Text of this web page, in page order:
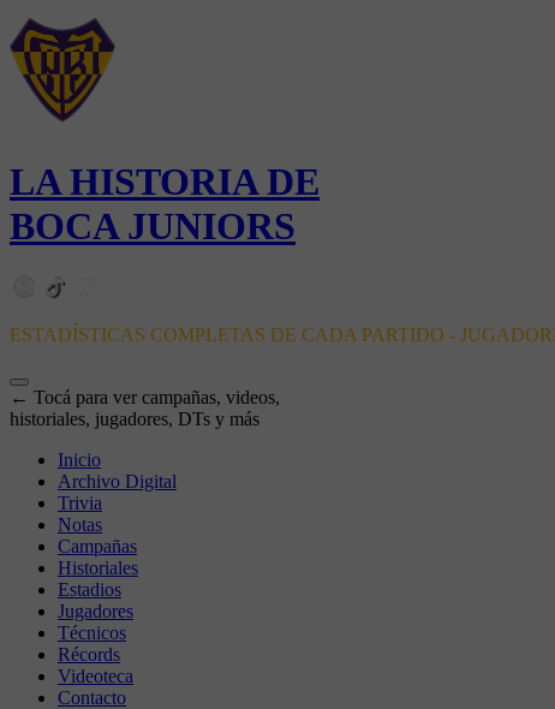
LA HISTORIA DE
BOCA JUNIORS
ESTADÍSTICAS COMPLETAS DE CADA PARTIDO -
← Tocá para ver campañas, videos,
historiales, jugadores, DTs y más
Inicio
Archivo Digital
Trivia
Notas
Campañas
Historiales
Estadios
Jugadores
Técnicos
Récords
Videoteca
Contacto